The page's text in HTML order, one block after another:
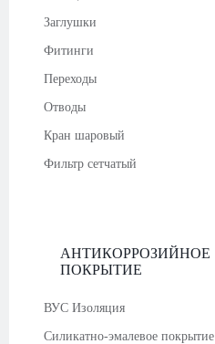
Заглушки
Фитинги
Переходы
Отводы
Кран шаровый
Фильтр сетчатый
АНТИКОРРОЗИЙНОЕ
ПОКРЫТИЕ
ВУС Изоляция
Силикатно-эмалевое покрытие